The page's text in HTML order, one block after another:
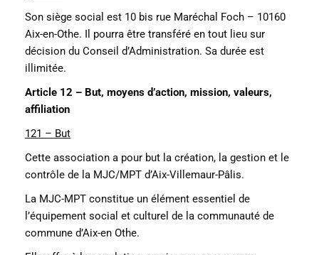
Son siège social est 10 bis rue Maréchal Foch – 10160
Aix-en-Othe. Il pourra être transféré en tout lieu sur
décision du Conseil d’Administration. Sa durée est
illimitée.
Article 12 – But, moyens d’action, mission, valeurs,
affiliation
121 – But
Cette association a pour but la création, la gestion et le
contrôle de la MJC/MPT d’Aix-Villemaur-Pâlis.
La MJC-MPT constitue un élément essentiel de
l’équipement social et culturel de la communauté de
commune d’Aix-en Othe.